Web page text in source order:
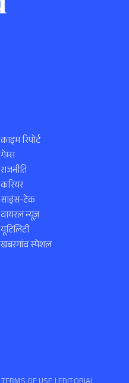
क्राइम रिपोर्ट
गेम्स
राजनीति
करियर
साइंस-टेक
वायरल न्यूज़
यूटिलिटी
खबरगांव स्पेशल